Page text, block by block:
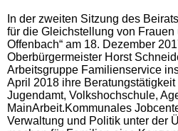
In der zweiten Sitzung des
für die Gleichstellung von Frauen
Offenbach“ am 18. Dezember
Oberbürgermeister Horst
Arbeitsgruppe Familienservice
April 2018 ihre
Jugendamt, Volkshochschule,
MainArbeit.Kommunales
Verwaltung und Politik unter der